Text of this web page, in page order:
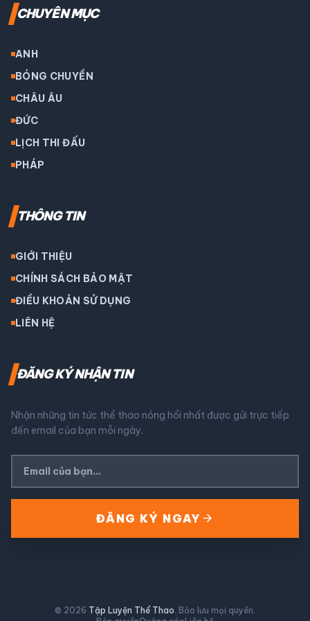
CHUYÊN MỤC
ANH
BÓNG CHUYỀN
CHÂU ÂU
ĐỨC
LỊCH THI ĐẤU
PHÁP
THÔNG TIN
GIỚI THIỆU
CHÍNH SÁCH BẢO MẬT
ĐIỀU KHOẢN SỬ DỤNG
LIÊN HỆ
ĐĂNG KÝ NHẬN TIN
Nhận những tin tức thể thao nóng hổi nhất được gửi trực tiếp
đến email của bạn mỗi ngày.
ĐĂNG KÝ NGAY arrow_forward
© 2026 Tập Luyện Thể Thao. Bảo lưu mọi quyền.